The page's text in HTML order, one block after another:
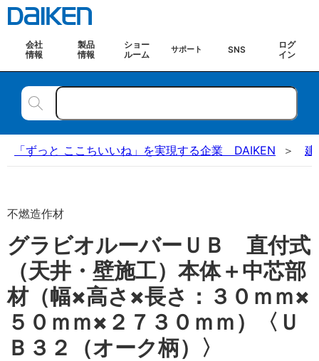
会社
情報
製品
情報
ショー
ルーム
サポート SNS
ログ
イン
「ずっと ここちいいね」を実現する企業 DAIKEN 建
不燃造作材
グラビオルーバーＵＢ 直付式
（天井・壁施工）本体＋中芯部
材（幅×高さ×長さ：３０ｍｍ×
５０ｍｍ×２７３０ｍｍ）〈Ｕ
Ｂ３２（オーク柄）〉